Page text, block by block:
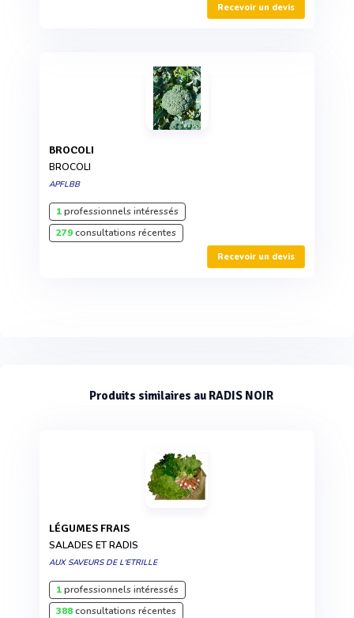
Recevoir un devis
BROCOLI
BROCOLI
APFLBB
1professionnels intéressés
279consultations récentes
Recevoir un devis
Produits similaires au RADIS NOIR
LÉGUMES FRAIS
SALADES ET RADIS
AUX SAVEURS DE L'ETRILLE
1professionnels intéressés
388consultations récentes